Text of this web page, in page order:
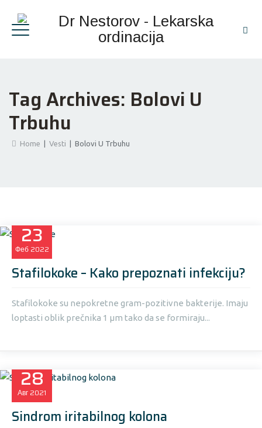
Tag Archives: Bolovi U
Trbuhu
Home Vesti Bolovi U Trbuhu
23
Феб 2022
Stafilokoke – Kako prepoznati infekciju?
Stafilokoke su nepokretne gram-pozitivne bakterije. Imaju
loptasti oblik prečnika 1 μm tako da se formiraju...
28
Авг 2021
Sindrom iritabilnog kolona